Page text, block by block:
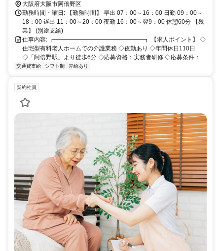
大阪府大阪市阿倍野区
勤務時間・曜日: 【勤務時間】 早出 07：00～16：00 日勤 09：00～
18：00 遅出 11：00～20：00 夜勤 16：00～翌9：00 休憩60分 【残
業】 (別途支給)
仕事内容: ┏━━━━━━━━━━━━━━━┓ 【求人ポイント】 ◇
住宅型有料老人ホームでの介護業務 ◇夜勤あり ◇年間休日110日
◇「阿倍野駅」より徒歩6分 ◇応募資格：実務者研修 ◇応募条件：...
交通費支給 シフト制 昇給あり
契約社員